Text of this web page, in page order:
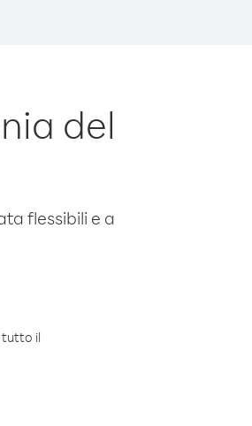
del
flessibili e a
tutto il